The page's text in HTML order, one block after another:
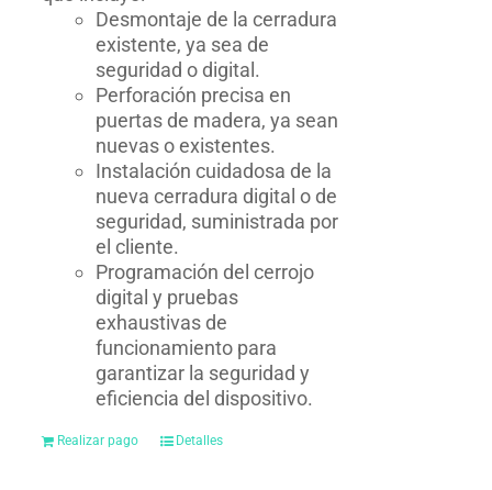
Desmontaje de la cerradura
existente, ya sea de
seguridad o digital.
Perforación precisa en
puertas de madera, ya sean
nuevas o existentes.
Instalación cuidadosa de la
nueva cerradura digital o de
seguridad, suministrada por
el cliente.
Programación del cerrojo
digital y pruebas
exhaustivas de
funcionamiento para
garantizar la seguridad y
eficiencia del dispositivo.
Realizar pago Detalles